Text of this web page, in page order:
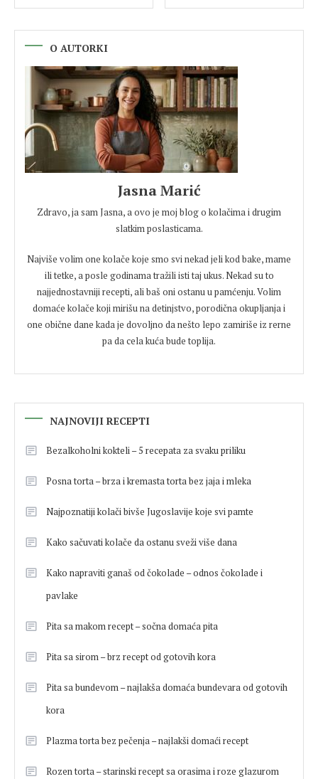
članka
O AUTORKI
Jasna Marić
Zdravo, ja sam Jasna, a ovo je moj blog o kolačima i drugim
slatkim poslasticama.
Najviše volim one kolače koje smo svi nekad jeli kod bake, mame
ili tetke, a posle godinama tražili isti taj ukus. Nekad su to
najjednostavniji recepti, ali baš oni ostanu u pamćenju. Volim
domaće kolače koji mirišu na detinjstvo, porodična okupljanja i
one obične dane kada je dovoljno da nešto lepo zamiriše iz rerne
pa da cela kuća bude toplija.
NAJNOVIJI RECEPTI
Bezalkoholni kokteli – 5 recepata za svaku priliku
Posna torta – brza i kremasta torta bez jaja i mleka
Najpoznatiji kolači bivše Jugoslavije koje svi pamte
Kako sačuvati kolače da ostanu sveži više dana
Kako napraviti ganaš od čokolade – odnos čokolade i
pavlake
Pita sa makom recept – sočna domaća pita
Pita sa sirom – brz recept od gotovih kora
Pita sa bundevom – najlakša domaća bundevara od gotovih
kora
Plazma torta bez pečenja – najlakši domaći recept
Rozen torta – starinski recept sa orasima i roze glazurom